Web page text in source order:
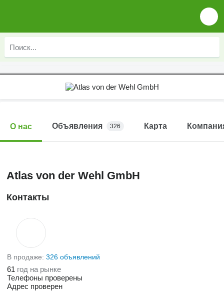
О нас Объявления 326 Карта
Atlas von der Wehl GmbH
Контакты
В продаже: 326 объявлений
61 год на рынке
Телефоны проверены
Адрес проверен